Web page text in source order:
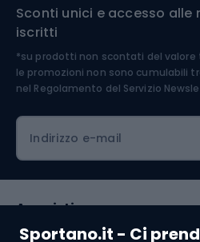
Sportano.it - Ci
Medicina dello sport
Abbigliamento ciclistico
Sconti unici e accesso alle
iscritti
*su prodotti non scontati del valore
le promozioni non sono cumulabili
nel Regolamento del Servizio
Indirizzo e-mail
Acquisti